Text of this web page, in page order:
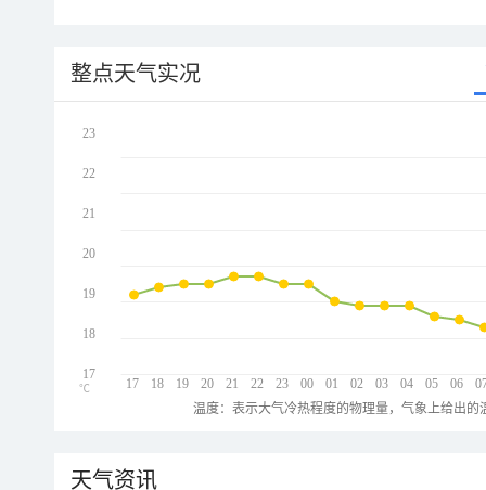
整点天气实况
17 18 19 20 21 22 23 00 01 02 03 04 05 06
23
22
21
20
19
18
17
℃
温度：表示大气冷热程度的物理量，气象上给出
天气资讯